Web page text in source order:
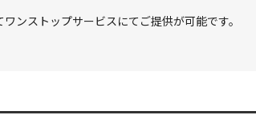
ンストップサービスにてご提供が可能です。